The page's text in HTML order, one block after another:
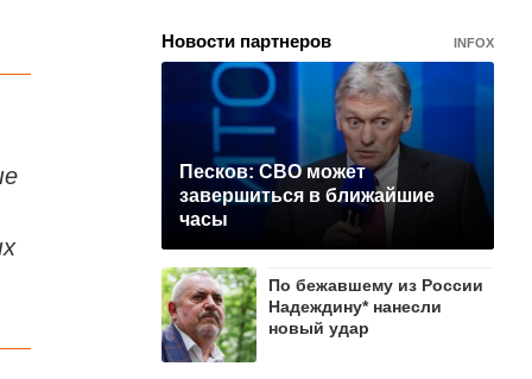
Новости партнеров INFOX
Песков: СВО может
завершиться в ближайшие
часы
По бежавшему из России
Надеждину* нанесли
новый удар